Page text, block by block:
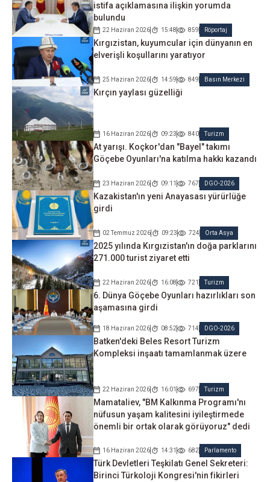
istifa açıklamasına ilişkin yorumda
bulundu
22 Haziran 2026 15:48 859 Röportaj
Kırgızistan, kuyumcular için dünyanın en
elverişli koşullarını yaratıyor
25 Haziran 2026 14:59 849 Basın Merkezi
Kırçın yaylası güzelliği
16 Haziran 2026 09:23 840 Turizm
At yarışı. Koçkor'dan "Bayel" takımı
Göçebe Oyunları'na katılma hakkı kazandı
23 Haziran 2026 09:11 767 DGO-2026
Kazakistan'ın yeni Anayasası yürürlüğe
girdi
02 Temmuz 2026 09:23 724 Orta Asya
2025 yılında Kırgızistan'ın doğa parklarını
271.000 turist ziyaret etti
22 Haziran 2026 16:08 721 Turizm
6. Dünya Göçebe Oyunları hazırlıkları son
aşamasına girdi
18 Haziran 2026 08:52 714 DGO-2026
Batken'deki Beles Resort Turizm
Kompleksi inşaatı tamamlanmak üzere
22 Haziran 2026 16:01 697 Turizm
Mamataliev, "BM Kalkınma Programı'nı
nüfusun yaşam kalitesini iyileştirmede
önemli bir ortak olarak görüyoruz" dedi
16 Haziran 2026 14:31 682 Parlamento
Türk Devletleri Teşkilatı Genel Sekreteri:
Birinci Türkoloji Kongresi'nin fikirleri